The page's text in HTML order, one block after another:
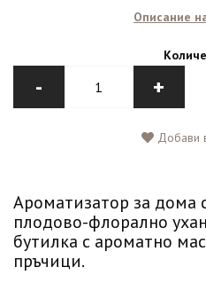
Описание
- +
Добави
Ароматизатор за дома
плодово-флорално
бутилка с ароматно
пръчици.